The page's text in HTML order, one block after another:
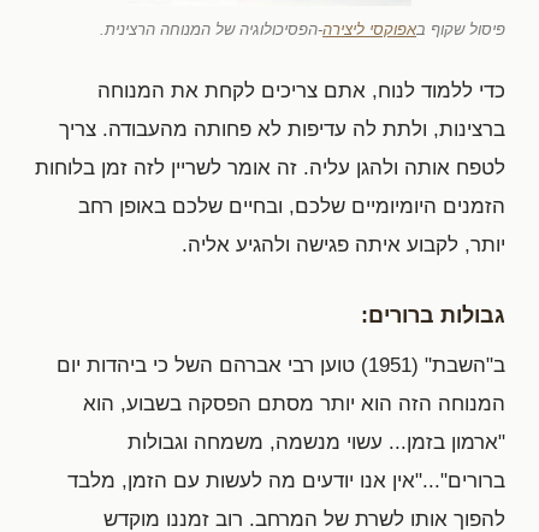
פיסול שקוף באפוקסי ליצירה-הפסיכולוגיה של המנוחה הרצינית.
כדי ללמוד לנוח, אתם צריכים לקחת את המנוחה
ברצינות, ולתת לה עדיפות לא פחותה מהעבודה. צריך
לטפח אותה ולהגן עליה. זה אומר לשריין לזה זמן בלוחות
הזמנים היומיומיים שלכם, ובחיים שלכם באופן רחב
יותר, לקבוע איתה פגישה ולהגיע אליה.
גבולות ברורים:
ב"השבת" (1951) טוען רבי אברהם השל כי ביהדות יום
המנוחה הזה הוא יותר מסתם הפסקה בשבוע, הוא
"ארמון בזמן... עשוי מנשמה, משמחה וגבולות
ברורים"..."אין אנו יודעים מה לעשות עם הזמן, מלבד
להפוך אותו לשרת של המרחב. רוב זמננו מוקדש